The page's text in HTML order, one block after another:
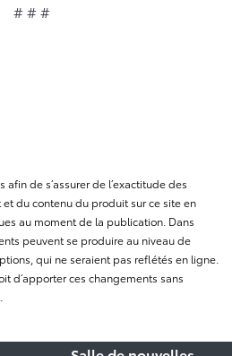
# # #
de s’assurer de l’exactitude des
du contenu du produit sur ce site en
au moment de la publication. Dans
peuvent se produire au niveau de
qui ne seraient pas reflétés en ligne.
d’apporter ces changements sans